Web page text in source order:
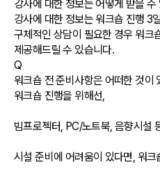
강사에 대한 정보는 어떻게 받을 수
강사에 대한 정보는 워크숍 진행 3
구체적인 상담이 필요한 경우 워크
제공해드릴 수 있습니다.
Q
워크숍 전 준비사항은 어떠한 것이
워크숍 진행을 위해선,
빔프로젝터, PC/노트북, 음향시설
시설 준비에 어려움이 있다면, 워